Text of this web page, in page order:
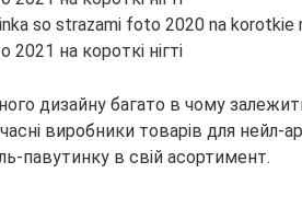
дизайну багато в чому
виробники товарів для
павутинку в свій асортимент.